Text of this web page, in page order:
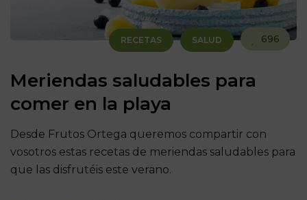
RECETAS SALUD 696
Meriendas saludables para
comer en la playa
Desde Frutos Ortega queremos compartir con
vosotros estas recetas de meriendas saludables para
que las disfrutéis este verano.